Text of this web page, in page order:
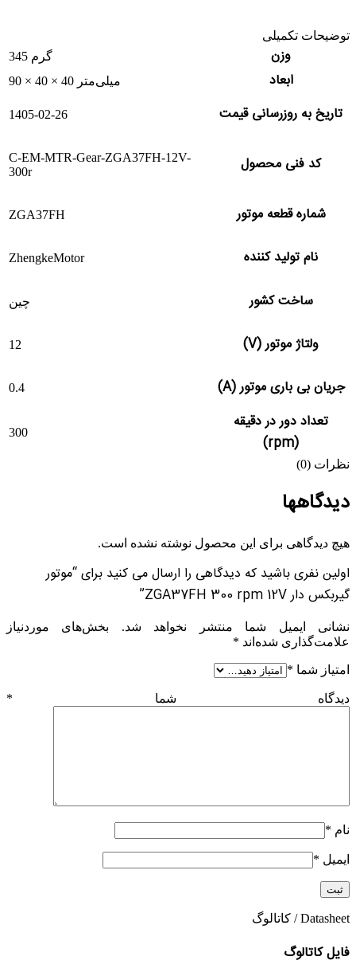
توضیحات تکمیلی
وزن 345 گرم
ابعاد 90 × 40 × 40 میلی‌متر
تاریخ به روزرسانی قیمت 1405-02-26
کد فنی محصول
C-EM-MTR-Gear-ZGA37FH-12V-
300r
شماره قطعه موتور ZGA37FH
نام تولید کننده ZhengkeMotor
ساخت کشور چین
ولتاژ موتور (V) 12
جریان بی باری موتور (A) 0.4
تعداد دور در دقیقه
(rpm)
300
نظرات (0)
دیدگاهها
هیچ دیدگاهی برای این محصول نوشته نشده است.
اولین نفری باشید که دیدگاهی را ارسال می کنید برای “موتور
گیربکس دار ZGA37FH 300 rpm 12V”
نشانی ایمیل شما منتشر نخواهد شد.
بخش‌های موردنیاز
علامت‌گذاری شده‌اند *
امتیاز شما *
دیدگاه شما *
نام *
ایمیل *
Datasheet / کاتالوگ
فایل کاتالوگ